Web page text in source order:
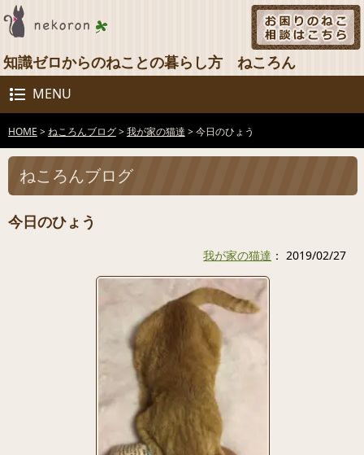
知識ゼロからのねことの暮らし方 ねころん
MENU
HOME >ねころんブログ>我が家の猫達 >今日のひょう
ねころんブログ
今日のひょう
我が家の猫達 ： 2019/02/27